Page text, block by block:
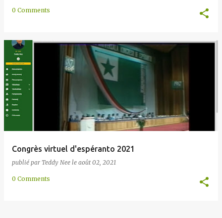
0 Comments
Congrès virtuel d'espéranto 2021
publié par Teddy Nee le août 02, 2021
0 Comments